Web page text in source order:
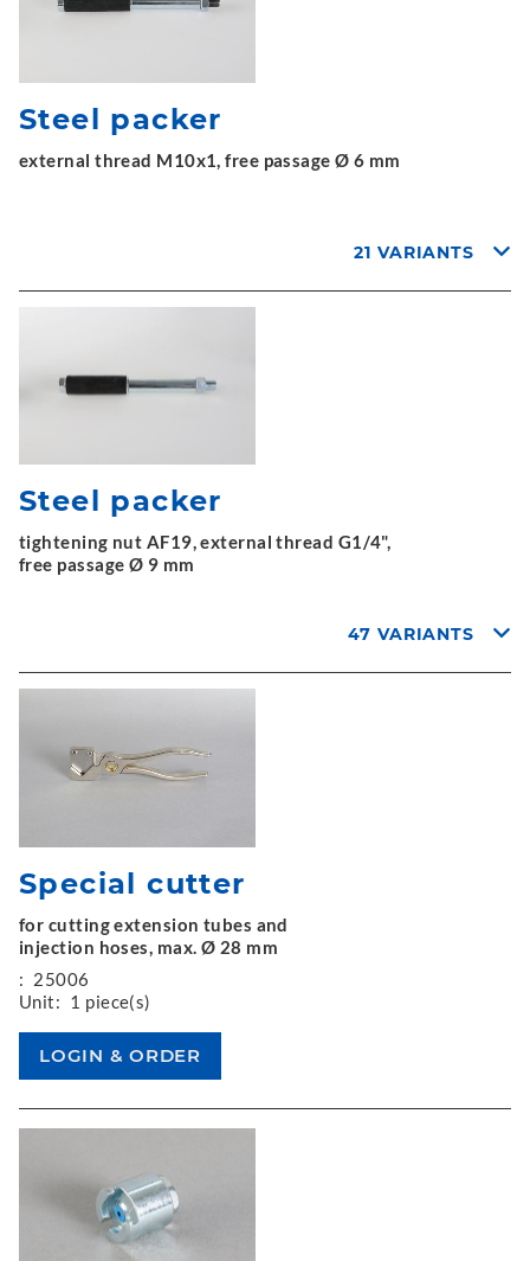
Steel packer
external thread M10x1, free passage Ø 6 mm
21 VARIANTS
Steel packer
tightening nut AF19, external thread G1/4",
free passage Ø 9 mm
47 VARIANTS
Special cutter
for cutting extension tubes and
injection hoses, max. Ø 28 mm
: 25006
Unit: 1 piece(s)